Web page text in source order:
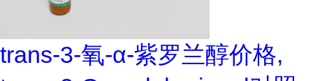
trans-3-氧-α-紫罗兰醇价格,